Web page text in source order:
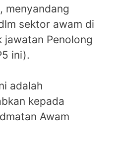
menyandang
sektor awam di
jawatan Penolong
ini).
adalah
kepada
Awam